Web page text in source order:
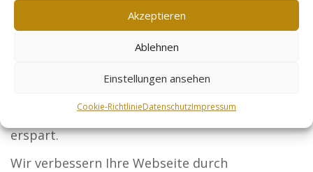
Akzeptieren
Ablehnen
Einstellungen ansehen
Cookie-RichtlinieDatenschutzImpressum
und Events, die in Schutz investieren möchten.
Online-Händler: Machen Sie Ihre Produkte
kundenfreundlicher und erhöhen Sie Ihre
Reichweite. Ihr Leitfaden für mehr Erfolg im
entscheiden, bleibt Ihnen jegliche Arbeit
erspart.
Wir verbessern Ihre Webseite durch